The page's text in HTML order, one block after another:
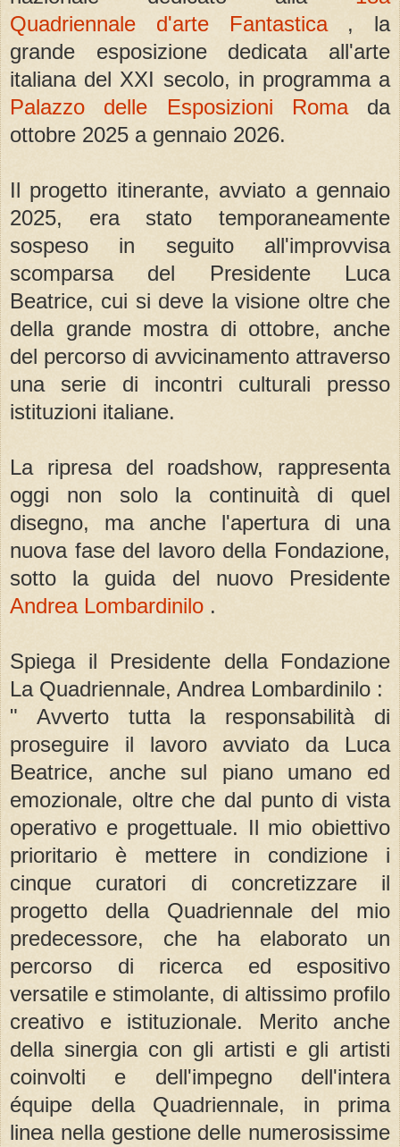
Quadriennale d'arte Fantastica, la
grande esposizione dedicata all'arte
italiana del XXI secolo, in programma a
Palazzo delle Esposizioni Romada
ottobre 2025 a gennaio 2026.
Il progetto itinerante, avviato a gennaio
2025, era stato temporaneamente
sospeso in seguito all'improvvisa
scomparsa del Presidente Luca
Beatrice, cui si deve la visione oltre che
della grande mostra di ottobre, anche
del percorso di avvicinamento attraverso
una serie di incontri culturali presso
istituzioni italiane.
La ripresa del roadshow, rappresenta
oggi non solo la continuità di quel
disegno, ma anche l'apertura di una
nuova fase del lavoro della Fondazione,
sotto la guida del nuovo Presidente
Andrea Lombardinilo .
Spiega il Presidente della Fondazione
La Quadriennale, Andrea Lombardinilo :
" Avverto tutta la responsabilità di
proseguire il lavoro avviato da Luca
Beatrice, anche sul piano umano ed
emozionale, oltre che dal punto di vista
operativo e progettuale. Il mio obiettivo
prioritario è mettere in condizione i
cinque curatori di concretizzare il
progetto della Quadriennale del mio
predecessore, che ha elaborato un
percorso di ricerca ed espositivo
versatile e stimolante, di altissimo profilo
creativo e istituzionale. Merito anche
della sinergia con gli artisti e gli artisti
coinvolti e dell'impegno dell'intera
équipe della Quadriennale, in prima
linea nella gestione delle numerosissime